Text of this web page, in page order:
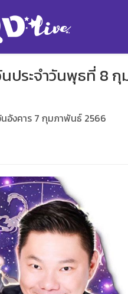
ประจำวันพุธที่ 8
อังคาร 7 กุมภาพันธ์ 2566